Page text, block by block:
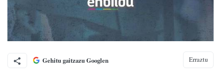
Gehitu gaitzazu Googlen Erraztu